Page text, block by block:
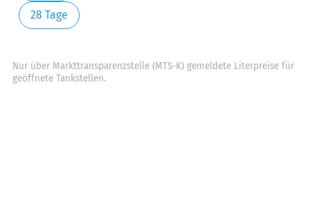
28 Tage
Nur über Markttransparenzstelle (MTS-K) gemeldete Literpreise für
geöffnete Tankstellen.